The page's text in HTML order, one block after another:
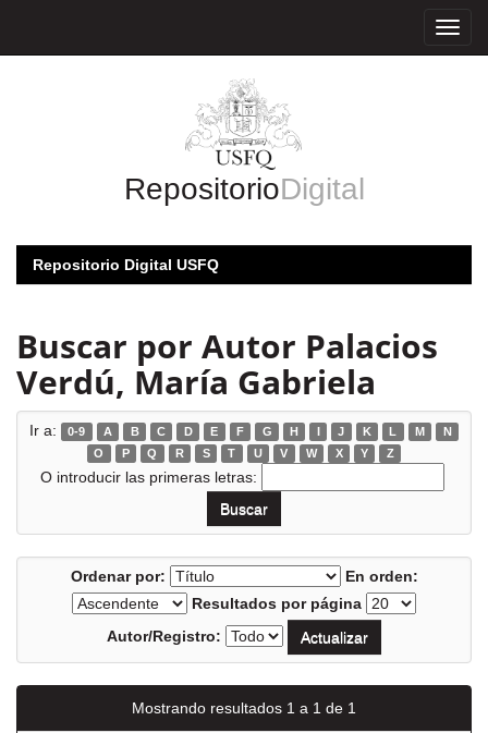
RepositorioDigital
Repositorio Digital USFQ
Buscar por Autor Palacios
Verdú, María Gabriela
Ir a: 0-9 A B C D E F G H I J K L M
N
O
P Q R S T U V W X Y Z
O introducir las primeras letras:
Ordenar por:
En orden:
Resultados por página
Autor/Registro:
Mostrando resultados 1 a 1 de 1